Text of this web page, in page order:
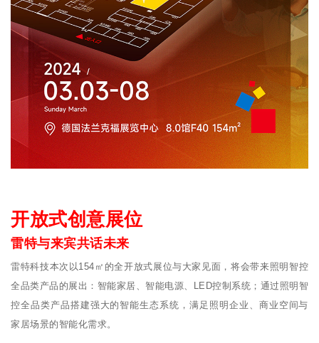
开放式创意展位
雷特与来宾共话未来
雷特科技本次以154㎡的全开放式展位与大家见面，将会带来照明智控
全品类产品的展出：智能家居、智能电源、LED控制系统；通过照明智
控全品类产品搭建强大的智能生态系统，满足照明企业、商业空间与
家居场景的智能化需求。